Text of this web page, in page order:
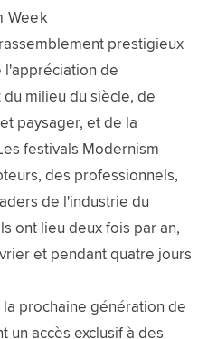
Week
prestigieux
de
milieu du siècle, de
paysager, et de la
festivals Modernism
des professionnels,
de l'industrie du
ont lieu deux fois par an,
et pendant quatre jours
prochaine génération de
un accès exclusif à des